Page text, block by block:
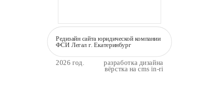
Редизайн сайта юридической компании
ФСИ Легал г. Екатеринбург
2026 год. разработка дизайна
вёрстка на cms in-ri